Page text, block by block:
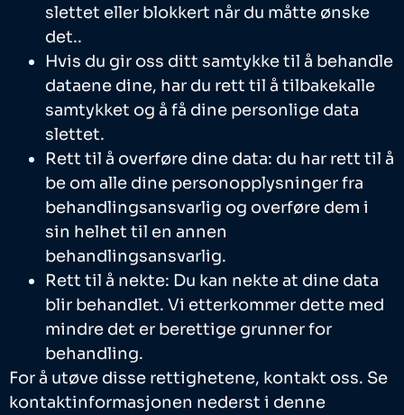
slettet eller blokkert når du måtte ønske
det..
Hvis du gir oss ditt samtykke til å behandle
dataene dine, har du rett til å tilbakekalle
samtykket og å få dine personlige data
slettet.
Rett til å overføre dine data: du har rett til å
be om alle dine personopplysninger fra
behandlingsansvarlig og overføre dem i
sin helhet til en annen
behandlingsansvarlig.
Rett til å nekte: Du kan nekte at dine data
blir behandlet. Vi etterkommer dette med
mindre det er berettige grunner for
behandling.
For å utøve disse rettighetene, kontakt oss. Se
kontaktinformasjonen nederst i denne